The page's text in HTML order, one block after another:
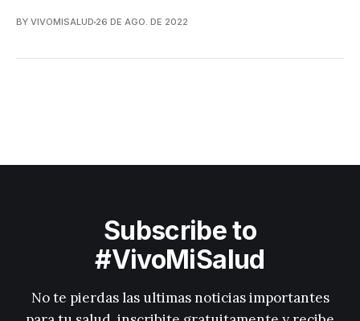
BY VIVOMISALUD 26 DE AGO. DE 2022
Subscribe to
#VivoMiSalud
No te pierdas las ultimas noticias importantes